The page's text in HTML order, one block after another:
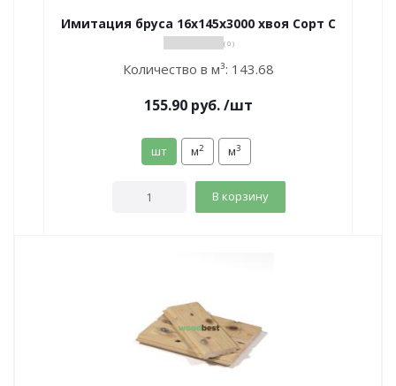
Имитация бруса 16х145х3000 хвоя Сорт С
( 0 )
Количество в м³: 143.68
155.90 руб./шт
шт м2 м3
В корзину